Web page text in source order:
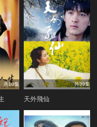
共10集 共39集
天外飛仙